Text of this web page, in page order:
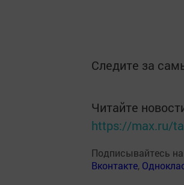
Следите за
Читайте
https://max.ru/
Подписывайтесь
Вконтакте,